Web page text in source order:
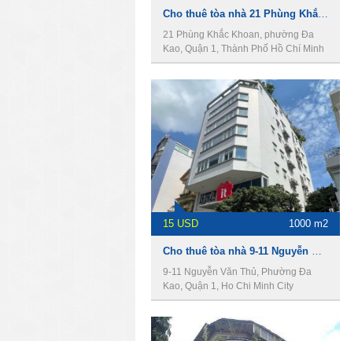
21 Phùng Khắc Khoan, phường Đa
Kao, Quận 1, Thành Phố Hồ Chí Minh
15 USD 1000 m2
9-11 Nguyễn Văn Thủ, Phường Đa
Kao, Quận 1, Ho Chi Minh City